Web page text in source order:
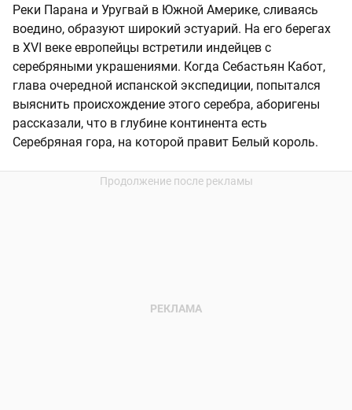
Реки Парана и Уругвай в Южной Америке, сливаясь
воедино, образуют широкий эстуарий. На его берегах
в XVI веке европейцы встретили индейцев с
серебряными украшениями. Когда Себастьян Кабот,
глава очередной испанской экспедиции, попытался
выяснить происхождение этого серебра, аборигены
рассказали, что в глубине континента есть
Серебряная гора, на которой правит Белый король.